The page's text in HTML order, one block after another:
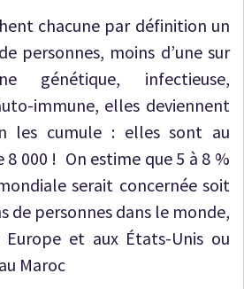
chacune par définition un
personnes, moins d’une sur
génétique, infectieuse,
immune, elles deviennent
les cumule : elles sont au
000 ! On estime que 5 à 8 %
serait concernée soit
de personnes dans le monde,
et aux États-Unis ou
Maroc